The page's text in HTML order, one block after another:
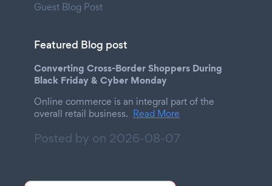
Guest Blog Post
Featured Blog post
Converting Cross-Border Shoppers During
Black Friday & Cyber Monday
Online commerce is an integral part of the
overall retail business. Read More
Posted by on 2026-08-07